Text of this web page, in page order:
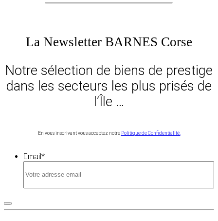
La Newsletter BARNES Corse
Notre sélection de biens de prestige
dans les secteurs les plus prisés de
l’Île …
En vous inscrivant vous acceptez notre Politique de Confidentialité.
Email*